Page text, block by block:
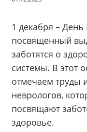
1 декабря –
посвященный
заботятся о
системы. В этот
отмечаем труды
неврологов,
посвящают
здоровье.